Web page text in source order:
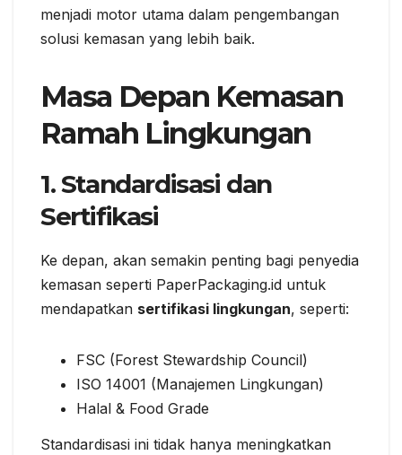
menjadi motor utama dalam pengembangan
solusi kemasan yang lebih baik.
Masa Depan Kemasan
Ramah Lingkungan
1. Standardisasi dan
Sertifikasi
Ke depan, akan semakin penting bagi penyedia
kemasan seperti PaperPackaging.id untuk
mendapatkan sertifikasi lingkungan, seperti:
FSC (Forest Stewardship Council)
ISO 14001 (Manajemen Lingkungan)
Halal & Food Grade
Standardisasi ini tidak hanya meningkatkan